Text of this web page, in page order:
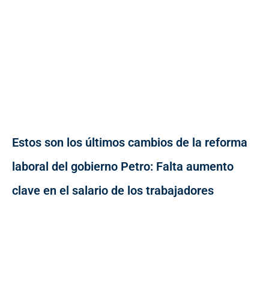
Estos son los últimos cambios de la reforma
laboral del gobierno Petro: Falta aumento
clave en el salario de los trabajadores